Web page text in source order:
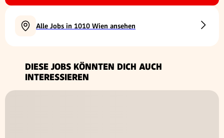
Alle Jobs in 1010 Wien ansehen
DIESE JOBS KÖNNTEN DICH AUCH
INTERESSIEREN